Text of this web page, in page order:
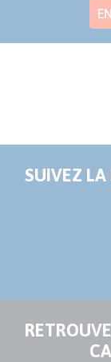
SUIVEZ LA